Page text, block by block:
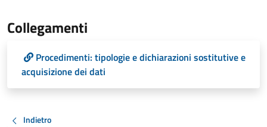
Collegamenti
Procedimenti: tipologie e dichiarazioni sostitutive e
acquisizione dei dati
Indietro